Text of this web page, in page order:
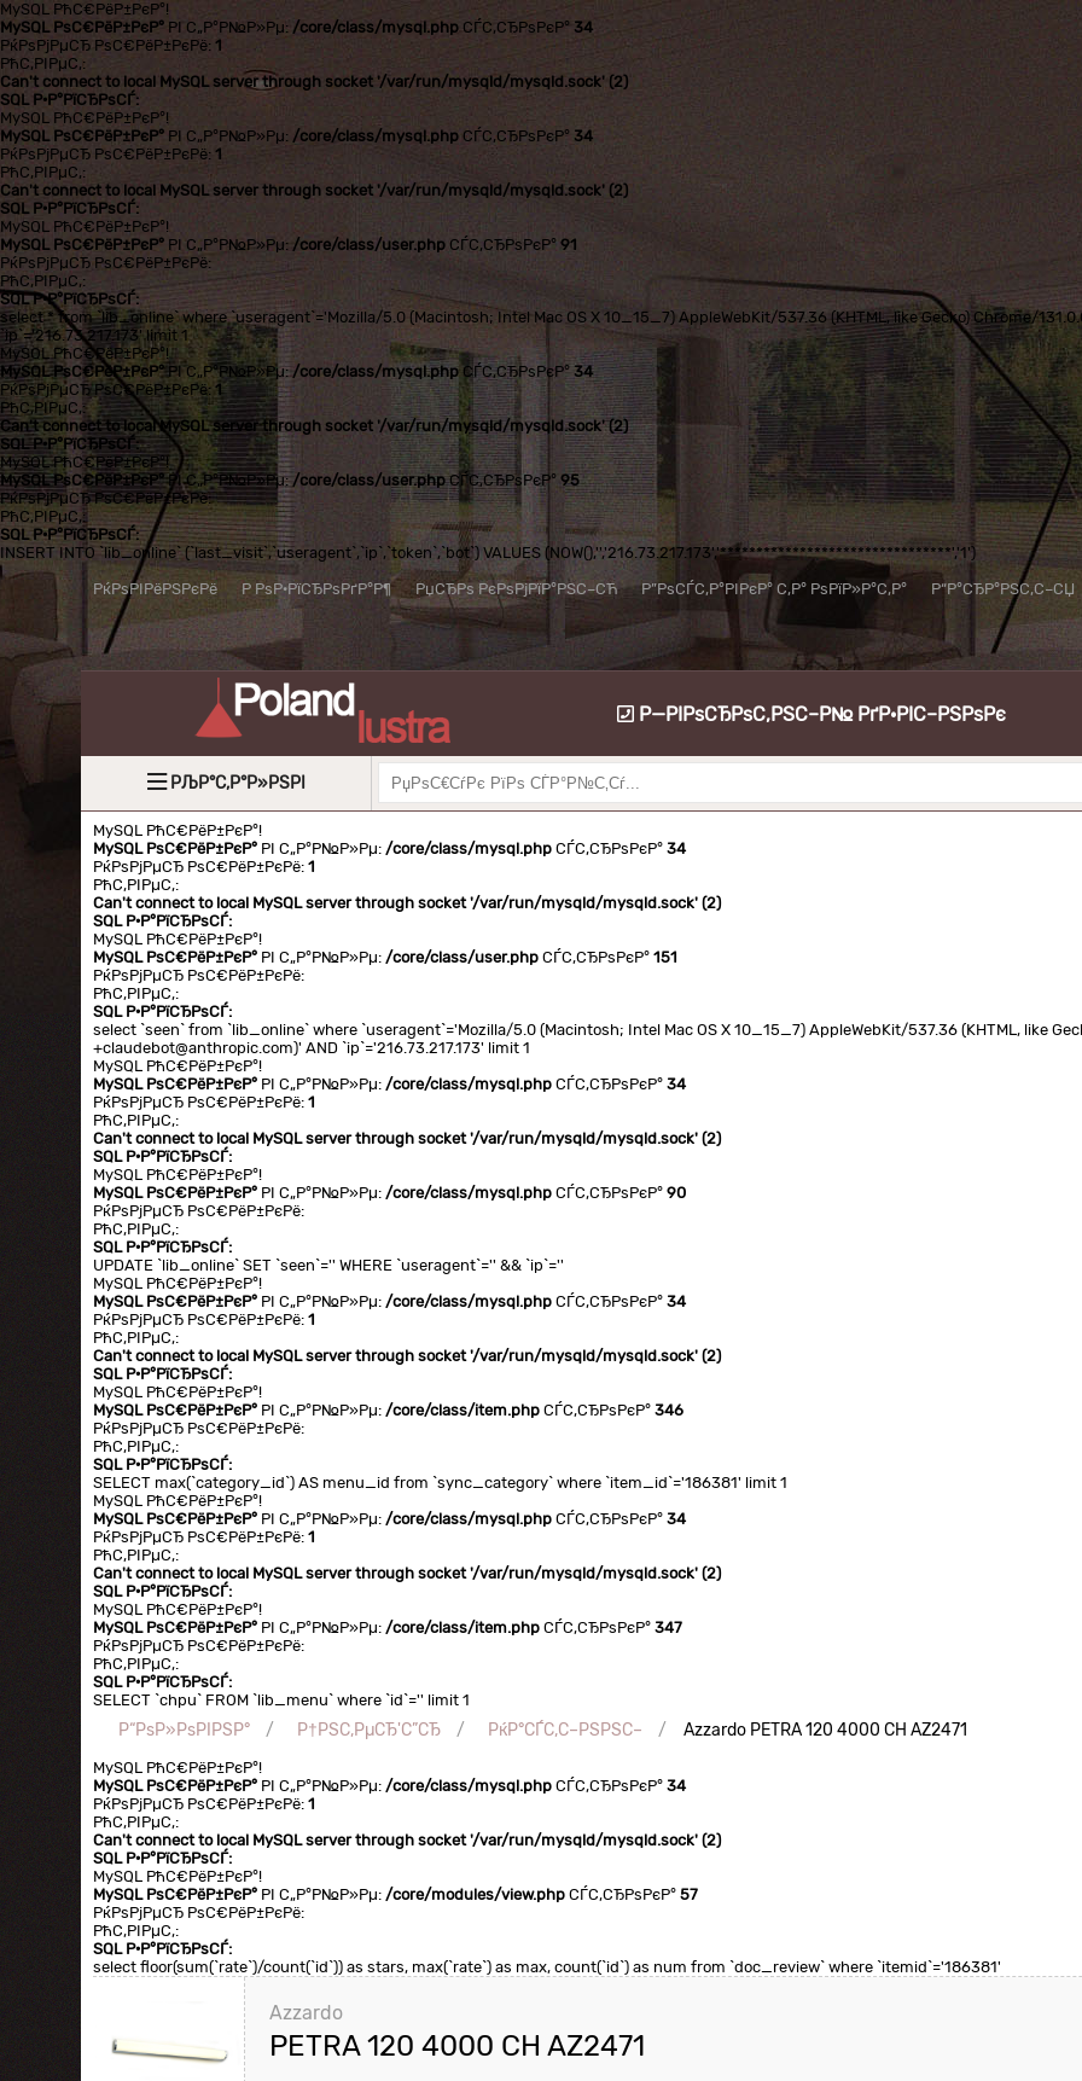
MySQL РћС€РёР±РєР°!
MySQL РѕС€РёР±РєР° РІ С„Р°Р№Р»Рµ: /core/class/mysql.php СЃС‚СЂРѕРєР° 34
РќРѕРјРµСЂ РѕС€РёР±РєРё: 1
РћС‚РІРµС‚:
Can't connect to local MySQL server through socket '/var/run/mysqld/mysqld.sock' (2)
SQL Р·Р°РїСЂРѕСЃ:
MySQL РћС€РёР±РєР°!
MySQL РѕС€РёР±РєР° РІ С„Р°Р№Р»Рµ: /core/class/mysql.php СЃС‚СЂРѕРєР° 34
РќРѕРјРµСЂ РѕС€РёР±РєРё: 1
РћС‚РІРµС‚:
Can't connect to local MySQL server through socket '/var/run/mysqld/mysqld.sock' (2)
SQL Р·Р°РїСЂРѕСЃ:
MySQL РћС€РёР±РєР°!
MySQL РѕС€РёР±РєР° РІ С„Р°Р№Р»Рµ: /core/class/user.php СЃС‚СЂРѕРєР° 91
РќРѕРјРµСЂ РѕС€РёР±РєРё:
РћС‚РІРµС‚:
SQL Р·Р°РїСЂРѕСЃ:
select * from `lib_online` where `useragent`='Mozilla/5.0 (Macintosh; Intel Mac OS X 10_15_7) AppleWebKit/537.36 (KHTML, like Gecko) Chrome/
`ip`='216.73.217.173' limit 1
MySQL РћС€РёР±РєР°!
MySQL РѕС€РёР±РєР° РІ С„Р°Р№Р»Рµ:/core/class/mysql.php СЃС‚СЂРѕРєР° 34
РќРѕРјРµСЂ РѕС€РёР±РєРё: 1
РћС‚РІРµС‚:
Can't connect to local MySQL server through socket '/var/run/mysqld/mysqld.sock' (2)
SQL Р·Р°РїСЂРѕСЃ:
MySQL РћС€РёР±РєР°!
MySQL РѕС€РёР±РєР°РІ С„Р°Р№Р»Рµ:/core/class/user.phpСЃС‚СЂРѕРєР° 95
РќРѕРјРµСЂ РѕС€РёР±РєРё:
РћС‚РІРµС‚:
SQL Р·Р°РїСЂРѕСЃ:
INSERT INTO `lib_online` (`last_visit`,`useragent`,`ip`,`token`,`bot`) VALUES (NOW(),'','216.73.217.173','********************************','1')
РќРѕРІРёРЅРєРё
Р РѕР·РїСЂРѕРґР°Р¶ РџСЂРѕ РєРѕРјРїР°РЅС–СЋ Р”РѕСЃС‚Р°РІРєР° С‚Р° РѕРїР»Р°С‚Р° Р“Р°СЂР°РЅС‚С–СЏ
Р—РІРѕСЂРѕС‚РЅС–Р№ РґР·РІС–РЅРѕРє
РЉР°С‚Р°Р»РЅРІ
MySQL РћС€РёР±РєР°!
MySQL РѕС€РёР±РєР° РІ С„Р°Р№Р»Рµ:/core/class/mysql.php СЃС‚СЂРѕРєР°34
РќРѕРјРµСЂ РѕС€РёР±РєРё:1
РћС‚РІРµС‚:
Can't connect to local MySQL server through socket '/var/run/mysqld/mysqld.sock' (2)
SQL Р·Р°РїСЂРѕСЃ:
MySQL РћС€РёР±РєР°!
MySQL РѕС€РёР±РєР° РІ С„Р°Р№Р»Рµ:/core/class/user.php СЃС‚СЂРѕРєР°151
РќРѕРјРµСЂ РѕС€РёР±РєРё:
РћС‚РІРµС‚:
SQL Р·Р°РїСЂРѕСЃ:
select `seen` from `lib_online` where `useragent`='Mozilla/5.0 (Macintosh; Intel Mac OS X 10_15_7) AppleWebKit/537.36 (KHTML, like
+claudebot@anthropic.com)' AND `ip`='216.73.217.173' limit 1
MySQL РћС€РёР±РєР°!
MySQL РѕС€РёР±РєР° РІ С„Р°Р№Р»Рµ:/core/class/mysql.php СЃС‚СЂРѕРєР°34
РќРѕРјРµСЂ РѕС€РёР±РєРё:1
РћС‚РІРµС‚:
Can't connect to local MySQL server through socket '/var/run/mysqld/mysqld.sock' (2)
SQL Р·Р°РїСЂРѕСЃ:
MySQL РћС€РёР±РєР°!
MySQL РѕС€РёР±РєР° РІ С„Р°Р№Р»Рµ:/core/class/mysql.php СЃС‚СЂРѕРєР°90
РќРѕРјРµСЂ РѕС€РёР±РєРё:
РћС‚РІРµС‚:
SQL Р·Р°РїСЂРѕСЃ:
UPDATE `lib_online` SET `seen`='' WHERE `useragent`='' && `ip`=''
MySQL РћС€РёР±РєР°!
MySQL РѕС€РёР±РєР° РІ С„Р°Р№Р»Рµ:/core/class/mysql.php СЃС‚СЂРѕРєР°34
РќРѕРјРµСЂ РѕС€РёР±РєРё:1
РћС‚РІРµС‚:
Can't connect to local MySQL server through socket '/var/run/mysqld/mysqld.sock' (2)
SQL Р·Р°РїСЂРѕСЃ:
MySQL РћС€РёР±РєР°!
MySQL РѕС€РёР±РєР° РІ С„Р°Р№Р»Рµ:/core/class/item.php СЃС‚СЂРѕРєР°346
РќРѕРјРµСЂ РѕС€РёР±РєРё:
РћС‚РІРµС‚:
SQL Р·Р°РїСЂРѕСЃ:
SELECT max(`category_id`) AS menu_id from `sync_category` where `item_id`='186381' limit 1
MySQL РћС€РёР±РєР°!
MySQL РѕС€РёР±РєР° РІ С„Р°Р№Р»Рµ:/core/class/mysql.php СЃС‚СЂРѕРєР°34
РќРѕРјРµСЂ РѕС€РёР±РєРё:1
РћС‚РІРµС‚:
Can't connect to local MySQL server through socket '/var/run/mysqld/mysqld.sock' (2)
SQL Р·Р°РїСЂРѕСЃ:
MySQL РћС€РёР±РєР°!
MySQL РѕС€РёР±РєР° РІ С„Р°Р№Р»Рµ:/core/class/item.php СЃС‚СЂРѕРєР°347
РќРѕРјРµСЂ РѕС€РёР±РєРё:
РћС‚РІРµС‚:
SQL Р·Р°РїСЂРѕСЃ:
SELECT `chpu` FROM `lib_menu` where `id`='' limit 1
Р“РѕР»РѕРІРЅР° Р†РЅС‚РµСЂ'С”СЂ РќР°СЃС‚С–РЅРЅС– Azzardo PETRA 120 4000 CH AZ2471
MySQL РћС€РёР±РєР°!
MySQL РѕС€РёР±РєР° РІ С„Р°Р№Р»Рµ:/core/class/mysql.php СЃС‚СЂРѕРєР°34
РќРѕРјРµСЂ РѕС€РёР±РєРё:1
РћС‚РІРµС‚:
Can't connect to local MySQL server through socket '/var/run/mysqld/mysqld.sock' (2)
SQL Р·Р°РїСЂРѕСЃ:
MySQL РћС€РёР±РєР°!
MySQL РѕС€РёР±РєР° РІ С„Р°Р№Р»Рµ:/core/modules/view.php СЃС‚СЂРѕРєР°57
РќРѕРјРµСЂ РѕС€РёР±РєРё:
РћС‚РІРµС‚:
SQL Р·Р°РїСЂРѕСЃ:
select floor(sum(`rate`)/count(`id`)) as stars, max(`rate`) as max, count(`id`) as num from `doc_review` where `itemid`='186381'
Azzardo
PETRA 120 4000 CH AZ2471